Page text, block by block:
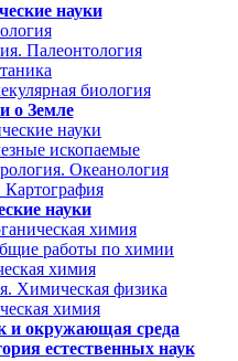
науки
Палеонтология
биология
о Земле
науки
ископаемые
Океанология
Картография
науки
химия
работы по химии
химия
Химическая физика
химия
и окружающая среда
естественных наук